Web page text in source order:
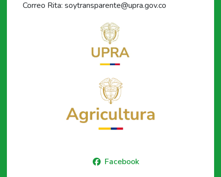
Correo Rita: soytransparente@upra.gov.co
Facebook